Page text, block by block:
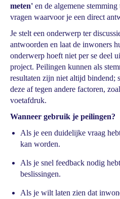
meten' en de algemene
vragen waarvoor je een direct
Je stelt een onderwerp ter
antwoorden en laat de inwoners
onderwerp hoeft niet per se deel
project. Peilingen kunnen als
resultaten zijn niet altijd bindend;
deze af tegen andere factoren,
voetafdruk.
Wanneer gebruik je peilingen?
Als je een duidelijke vraag
kan worden.
Als je snel feedback nodig
beslissingen.
Als je wilt laten zien dat